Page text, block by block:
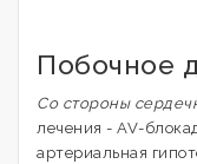
Побочное
Со стороны
лечения - AV-
артериальная